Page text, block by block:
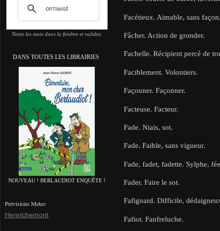
Notez les mots dans la fenêtre et validez.
DANS TOUTES LES LIBRAIRIES
NOUVEAU ! BERLAUDIOT ENQUÊTE !
Prévisions Meteo
Henrichemont
Facétieux. Aimable, sans
Fâcher. Action de gronder.
Fachelle. Récipient percé de
Faciblement. Volontiers.
Façouner. Façonner.
Facteuse. Facteur.
Fade. Niais, sot.
Fade. Faible, sans vigueur.
Fade, fadet, fadette. Sylphe,
Fader. Faire le sot.
Fafignard. Difficile,
Fafiot. Fanfreluche.